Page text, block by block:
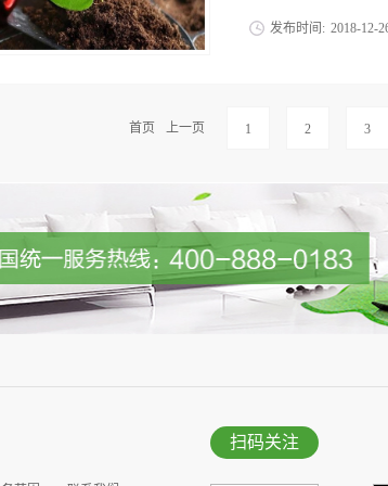
区，其中市级及以上开
并公布高污染燃料禁燃
这表明，禁燃区建设成为
控、污染土壤的修复
准备提交的《土壤污
法学院教授罗丽说，“
并制定了专章‘土壤环
况进行预防性的企业规
险管控进行了明确规
发布时间: 2018-12-
首页 上一页 1 2 3
扫码关注